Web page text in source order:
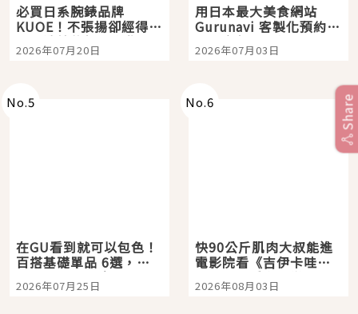
必買日系腕錶品牌
KUOE！不張揚卻經得起
時間洗鍊的經典之作五
選
2026年07月20日
用日本最大美食網站
Gurunavi 客製化預約九
大都市餐廳，打造專屬
美食體驗！
2026年07月03日
No.5
在GU看到就可以包色！
百搭基礎單品 6選，閉
眼全收也不心疼
2026年07月25日
No.6
快90公斤肌肉大叔能進
電影院看《吉伊卡哇》
嗎？日本重金屬樂團
「打首」會長與nagano
2026年08月03日
Share